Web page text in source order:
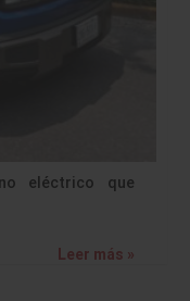
eléctrico que
Leer más »